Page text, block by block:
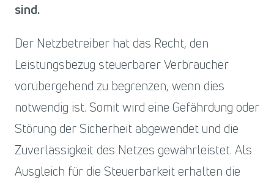
sind.
Der Netzbetreiber hat das Recht, den
Leistungsbezug steuerbarer Verbraucher
vorübergehend zu begrenzen, wenn dies
notwendig ist. Somit wird eine Gefährdung oder
Störung der Sicherheit abgewendet und die
Zuverlässigkeit des Netzes gewährleistet. Als
Ausgleich für die Steuerbarkeit erhalten die